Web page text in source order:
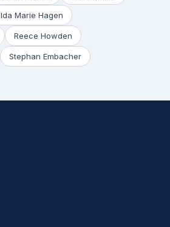
Ida Marie Hagen
Reece Howden
Stephan Embacher